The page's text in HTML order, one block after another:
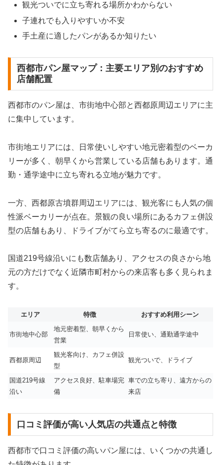
観光ついでに立ち寄れる場所かわからない
子連れでも入りやすいか不安
手土産に適したパンがあるか知りたい
西都市パン屋マップ：主要エリア別のおすすめ
店舗配置
西都市のパン屋は、市街地中心部と西都原周辺エリアに主
に集中しています。
市街地エリアには、日常使いしやすい地元密着型のベーカ
リーが多く、朝早くから営業している店舗もあります。通
勤・通学途中に立ち寄れる立地が魅力です。
一方、西都原古墳群周辺エリアには、観光客にも人気の個
性派ベーカリーが点在。景観の良い場所にあるカフェ併設
型の店舗もあり、ドライブがてら立ち寄るのに最適です。
国道219号線沿いにも数店舗あり、アクセスの良さから地
元の方だけでなく近隣市町村からの来店客も多く見られま
す。
エリア 特徴 おすすめ利用シーン
市街地中心部
地元密着型、朝早くから
営業
日常使い、通勤通学途中
西都原周辺
観光客向け、カフェ併設
型
観光ついで、ドライブ
国道219号線
沿い
アクセス良好、駐車場完
備
車での立ち寄り、遠方からの
来店
口コミ評価が高い人気店の共通点と特徴
西都市で口コミ評価の高いパン屋には、いくつかの共通し